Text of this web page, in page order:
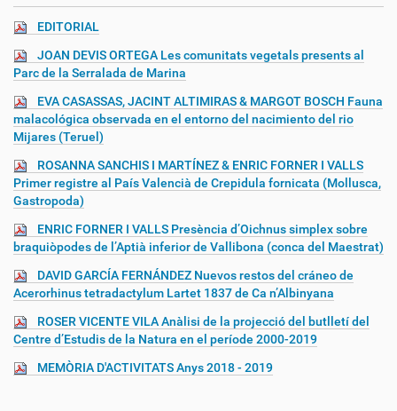
EDITORIAL
JOAN DEVIS ORTEGA Les comunitats vegetals presents al
Parc de la Serralada de Marina
EVA CASASSAS, JACINT ALTIMIRAS & MARGOT BOSCH Fauna
malacológica observada en el entorno del nacimiento del rio
Mijares (Teruel)
ROSANNA SANCHIS I MARTÍNEZ & ENRIC FORNER I VALLS
Primer registre al País Valencià de Crepidula fornicata (Mollusca,
Gastropoda)
ENRIC FORNER I VALLS Presència d’Oichnus simplex sobre
braquiòpodes de l’Aptià inferior de Vallibona (conca del Maestrat)
DAVID GARCÍA FERNÁNDEZ Nuevos restos del cráneo de
Acerorhinus tetradactylum Lartet 1837 de Ca n’Albinyana
ROSER VICENTE VILA Anàlisi de la projecció del butlletí del
Centre d’Estudis de la Natura en el període 2000-2019
MEMÒRIA D'ACTIVITATS Anys 2018 - 2019